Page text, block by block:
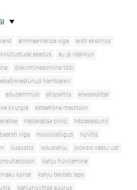
ämmaemanda viga
arsti eksimus
seadus
au ja väärikus
diskrimineerimine tööl
ebaõnnestunud hambaravi
edusammud ekspertiis
enesekaitse
kirurgia
esteetiline meditsiin
hädakaitse piirid
hädaseisund
viga hooldusõigus
hüvitis
ilusüstid isikukahju
jooksis vastu ust
kahju hüvitamine
korral
kahju tekitab laps
kahjuhüvitise suurus